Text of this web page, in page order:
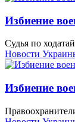
Избиение
Судья по
Новости
Избиение